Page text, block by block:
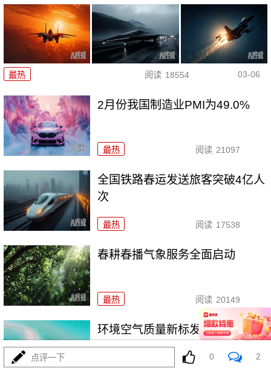
最热 阅读 18554 03-06
2月份我国制造业PMI为49.0%
最热 阅读 21097
全国铁路春运发送旅客突破4亿人
次
最热 阅读 17538
春耕春播气象服务全面启动
最热 阅读 20149
环境空气质量新标发布 “好天气”
标准将更严格
点评一下 0 2